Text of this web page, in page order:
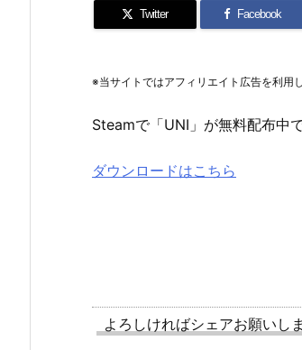
Twitter Facebook
※当サイトではアフィリエイト広告を利用
Steamで「UNI」が無料配布中で
ダウンロードはこちら
よろしければシェアお願いし